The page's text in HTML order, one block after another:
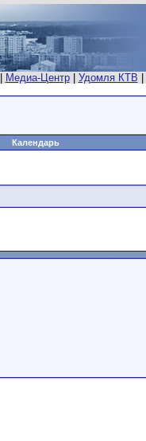
Медиа-Центр| Удомля КТВ
Календарь